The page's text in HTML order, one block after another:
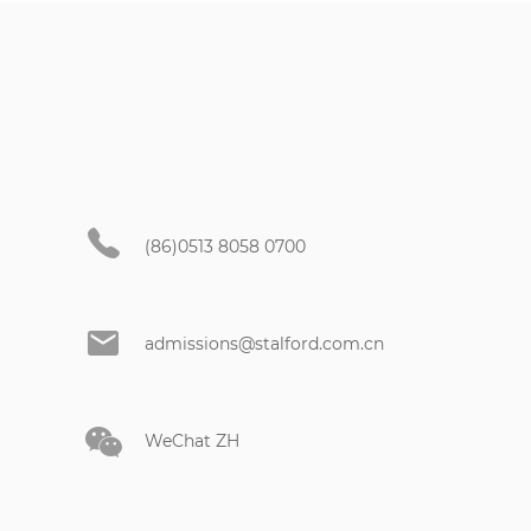
(86)0513 8058 0700
admissions@stalford.com.cn
WeChat ZH